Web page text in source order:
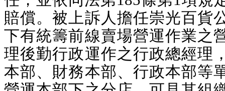
賠償。被上訴人擔任崇光百貨
下有統籌前線賣場營運作業之
理後勤行政運作之行政總經理
本部、財務本部、行政本部等